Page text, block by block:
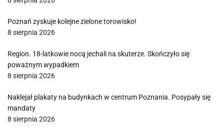
Poznań zyskuje kolejne zielone torowisko!
8 sierpnia 2026
Region. 18-latkowie nocą jechali na skuterze. Skończyło się
poważnym wypadkiem
8 sierpnia 2026
Naklejał plakaty na budynkach w centrum Poznania. Posypały się
mandaty
8 sierpnia 2026